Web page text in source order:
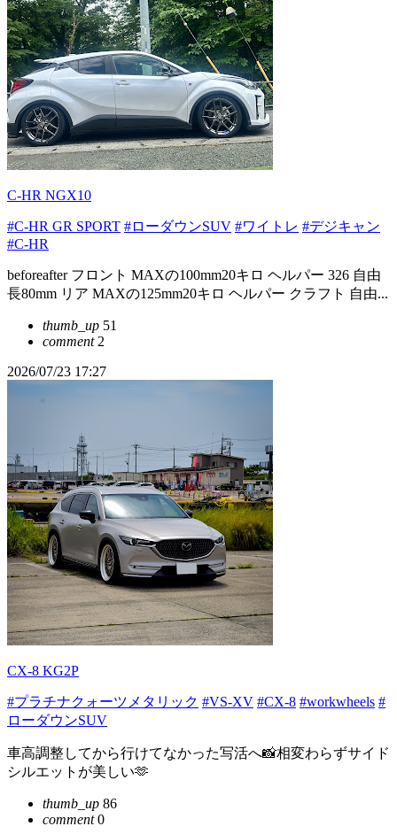
C-HR NGX10
#C-HR GR SPORT #ローダウンSUV #ワイトレ #デジキャン
#C-HR
beforeafter フロント MAXの100mm20キロ ヘルパー 326 自由
長80mm リア MAXの125mm20キロ ヘルパー クラフト 自由...
thumb_up 51
comment2
2026/07/23 17:27
CX-8 KG2P
#プラチナクォーツメタリック #VS-XV #CX-8 #workwheels #
ローダウンSUV
車高調整してから行けてなかった写活へ📸相変わらずサイド
シルエットが美しい🫶
thumb_up 86
comment0